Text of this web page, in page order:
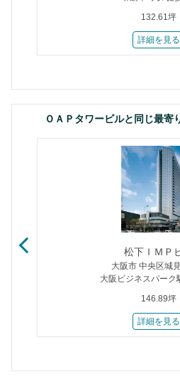
132.61坪
詳細を見る
ＯＡＰタワービルと同じ最寄
松下ＩＭＰ
大阪市 中央区城
大阪ビジネスパーク
146.89坪
詳細を見る